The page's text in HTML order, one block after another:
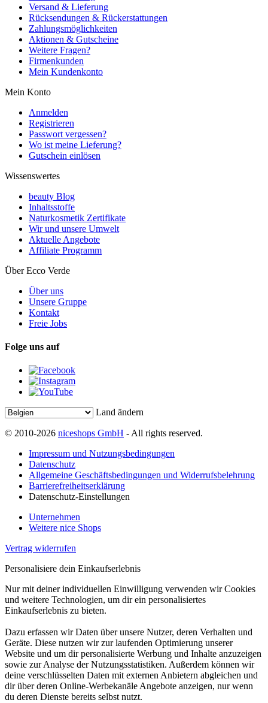
Versand & Lieferung
Rücksendungen & Rückerstattungen
Zahlungsmöglichkeiten
Aktionen & Gutscheine
Weitere Fragen?
Firmenkunden
Mein Kundenkonto
Mein Konto
Anmelden
Registrieren
Passwort vergessen?
Wo ist meine Lieferung?
Gutschein einlösen
Wissenswertes
beauty Blog
Inhaltsstoffe
Naturkosmetik Zertifikate
Wir und unsere Umwelt
Aktuelle Angebote
Affiliate Programm
Über Ecco Verde
Über uns
Unsere Gruppe
Kontakt
Freie Jobs
Folge uns auf
Land ändern
© 2010-2026 niceshops GmbH - All rights reserved.
Impressum und Nutzungsbedingungen
Datenschutz
Allgemeine Geschäftsbedingungen und Widerrufsbelehrung
Barrierefreiheitserklärung
Datenschutz-Einstellungen
Unternehmen
Weitere nice Shops
Vertrag widerrufen
Personalisiere dein Einkaufserlebnis
Nur mit deiner individuellen Einwilligung verwenden wir Cookies
und weitere Technologien, um dir ein personalisiertes
Einkaufserlebnis zu bieten.
Dazu erfassen wir Daten über unsere Nutzer, deren Verhalten und
Geräte. Diese nutzen wir zur laufenden Optimierung unserer
Website und um dir personalisierte Werbung und Inhalte anzuzeigen
sowie zur Analyse der Nutzungsstatistiken. Außerdem können wir
deine verschlüsselten Daten mit externen Anbietern abgleichen und
dir über deren Online-Werbekanäle Angebote anzeigen, nur wenn
du deren Dienste bereits selbst nutzt.